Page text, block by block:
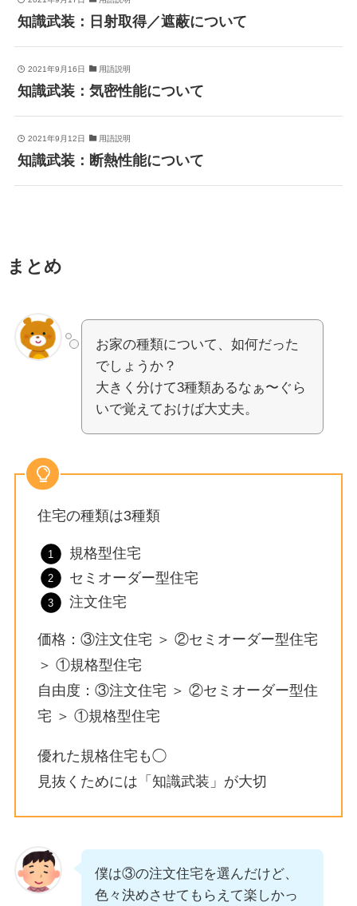
知識武装：日射取得／遮蔽について
2021年9月16日 用語説明
知識武装：気密性能について
2021年9月12日 用語説明
知識武装：断熱性能について
まとめ
お家の種類について、如何だった
でしょうか？
大きく分けて3種類あるなぁ〜ぐら
いで覚えておけば大丈夫。
住宅の種類は3種類
規格型住宅
セミオーダー型住宅
注文住宅
価格：③注文住宅 ＞ ②セミオーダー型住宅
＞ ①規格型住宅
自由度：③注文住宅 ＞ ②セミオーダー型住
宅 ＞ ①規格型住宅
優れた規格住宅も◯
見抜くためには「知識武装」が大切
僕は③の注文住宅を選んだけど、
色々決めさせてもらえて楽しかっ